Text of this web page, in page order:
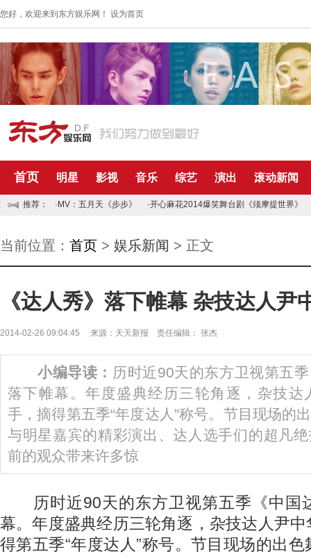
您好，欢迎来到东方娱乐网！ 设为首页
首页 明星 影视 音乐 综艺 演出 滚动新闻
推荐： ·MV：五月天《步步》 ·开心麻花2014爆笑舞台剧《须摩提世界》
当前位置： 首页 > 娱乐新闻 > 正文
《达人秀》落下帷幕 杂技达人尹
2014-02-26 09:04:45 来源：天天新报 责任编辑： 张杰
小编导读： 历时近90天的东方卫视第五
落下帷幕。年度盛典经历三轮角逐，杂技达
手，摘得第五季“年度达人”称号。节目现场的
与明星嘉宾的精彩演出、达人选手们的超凡
前的观众带来许多惊
历时近90天的东方卫视第五季《中国
幕。年度盛典经历三轮角逐，杂技达人尹
得第五季“年度达人”称号。节目现场的出